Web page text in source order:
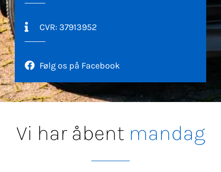
CVR: 37913952
Følg os på Facebook
Vi har åbent
g